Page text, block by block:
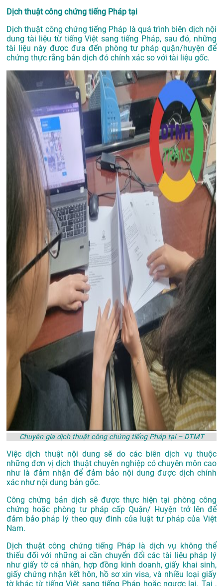
Dịch thuật công chứng tiếng Pháp tại
Dịch thuật công chứng tiếng Pháp là quá trình biên dịch nội
dung tài liệu từ tiếng Việt sang tiếng Pháp, sau đó, những
tài liệu này được đưa đến phòng tư pháp quận/huyện để
chứng thực rằng bản dịch đó chính xác so với tài liệu gốc.
Chuyên gia dịch thuật công chứng tiếng Pháp tại – DTMT
Việc dịch thuật nội dung sẽ do các biên dịch vụ thuộc
những đơn vị dịch thuật chuyên nghiệp có chuyên môn cao
như là đảm nhận để đảm bảo nội dung được dịch chính
xác như nội dung bản gốc.
Công chứng bản dịch sẽ được thực hiện tại phòng công
chứng hoặc phòng tư pháp cấp Quận/ Huyện trở lên để
đảm bảo pháp lý theo quy đinh của luật tư pháp của Việt
Nam.
Dịch thuật công chứng tiếng Pháp là dịch vụ không thể
thiếu đối với những ai cần chuyển đổi các tài liệu pháp lý
như giấy tờ cá nhân, hợp đồng kinh doanh, giấy khai sinh,
giấy chứng nhận kết hôn, hồ sơ xin visa, và nhiều loại giấy
tờ khác từ tiếng Việt sang tiếng Pháp hoặc ngược lại. Tại ,